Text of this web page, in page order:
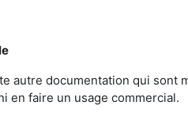
autre documentation qui
en faire un usage commercial.